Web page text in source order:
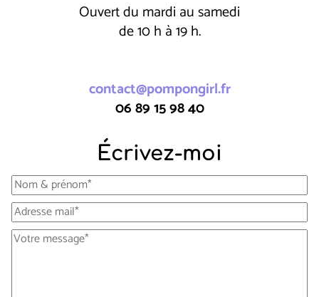
Ouvert du mardi au samedi
de 10 h à 19 h.
contact@pompongirl.fr
06 89 15 98 40
Écrivez-moi